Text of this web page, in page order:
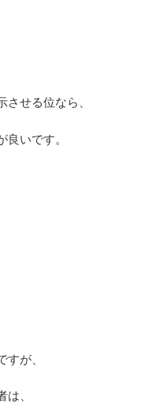
せる位なら、
いです。
が、
、